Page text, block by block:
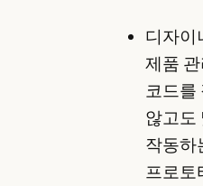
디자이
제품
코드를
않고도
작동하
프로토